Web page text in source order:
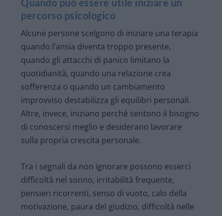
Quando può essere utile iniziare un
percorso psicologico
Alcune persone scelgono di iniziare una terapia
quando l’ansia diventa troppo presente,
quando gli attacchi di panico limitano la
quotidianità, quando una relazione crea
sofferenza o quando un cambiamento
improvviso destabilizza gli equilibri personali.
Altre, invece, iniziano perché sentono il bisogno
di conoscersi meglio e desiderano lavorare
sulla propria crescita personale.
Tra i segnali da non ignorare possono esserci
difficoltà nel sonno, irritabilità frequente,
pensieri ricorrenti, senso di vuoto, calo della
motivazione, paura del giudizio, difficoltà nelle